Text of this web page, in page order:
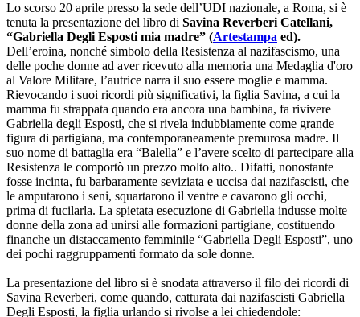
Lo scorso 20 aprile presso la sede dell’UDI nazionale, a Roma, si è
tenuta la presentazione del libro di Savina Reverberi Catellani,
“Gabriella Degli Esposti mia madre” (Artestampa ed).
Dell’eroina, nonché simbolo della Resistenza al nazifascismo, una
delle poche donne ad aver ricevuto alla memoria una Medaglia d'oro
al Valore Militare, l’autrice narra il suo essere moglie e mamma.
Rievocando i suoi ricordi più significativi, la figlia Savina, a cui la
mamma fu strappata quando era ancora una bambina, fa rivivere
Gabriella degli Esposti, che si rivela indubbiamente come grande
figura di partigiana, ma contemporaneamente premurosa madre. Il
suo nome di battaglia era “Balella” e l’avere scelto di partecipare alla
Resistenza le comportò un prezzo molto alto.. Difatti, nonostante
fosse incinta, fu barbaramente seviziata e uccisa dai nazifascisti, che
le amputarono i seni, squartarono il ventre e cavarono gli occhi,
prima di fucilarla. La spietata esecuzione di Gabriella indusse molte
donne della zona ad unirsi alle formazioni partigiane, costituendo
finanche un distaccamento femminile “Gabriella Degli Esposti”, uno
dei pochi raggruppamenti formato da sole donne.
La presentazione del libro si è snodata attraverso il filo dei ricordi di
Savina Reverberi, come quando, catturata dai nazifascisti Gabriella
Degli Esposti, la figlia urlando si rivolse a lei chiedendole: